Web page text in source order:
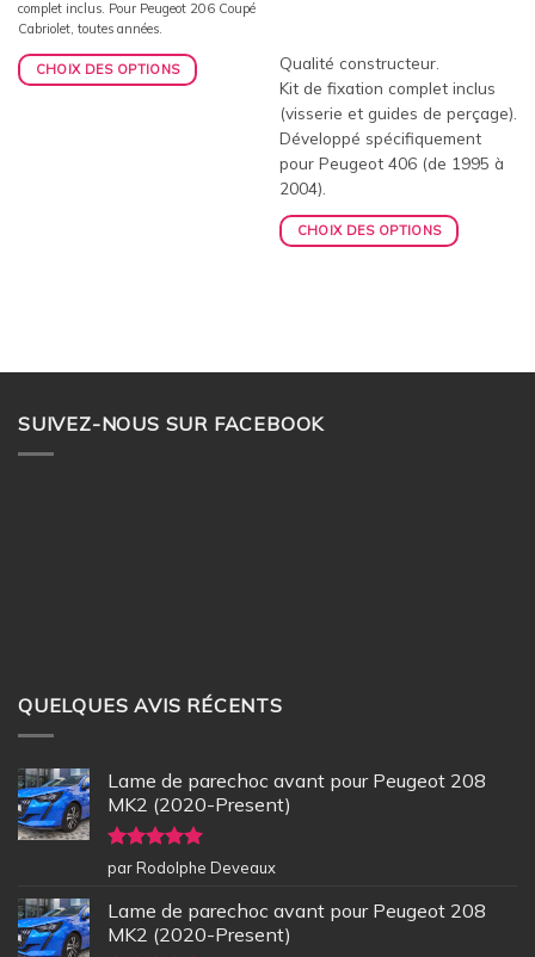
complet inclus. Pour Peugeot 206 Coupé
Cabriolet, toutes années.
CHOIX DES OPTIONS
Qualité constructeur.
Kit de fixation complet inclus
(visserie et guides de perçage).
Développé spécifiquement
pour Peugeot 406 (de 1995 à
2004).
CHOIX DES OPTIONS
SUIVEZ-NOUS SUR FACEBOOK
QUELQUES AVIS RÉCENTS
Lame de parechoc avant pour Peugeot 208
MK2 (2020-Present)
Note5sur
5
par Rodolphe Deveaux
Lame de parechoc avant pour Peugeot 208
MK2 (2020-Present)